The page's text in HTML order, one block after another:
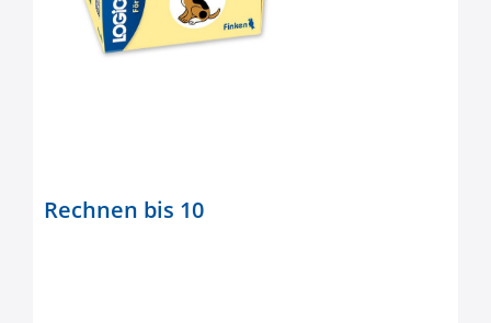
Rechnen bis 10